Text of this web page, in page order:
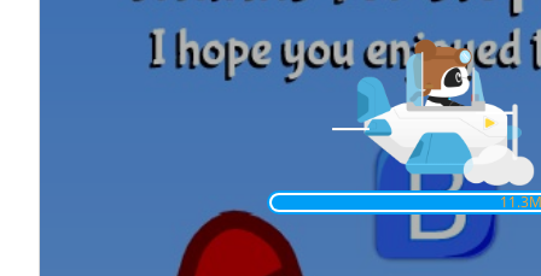
11.4